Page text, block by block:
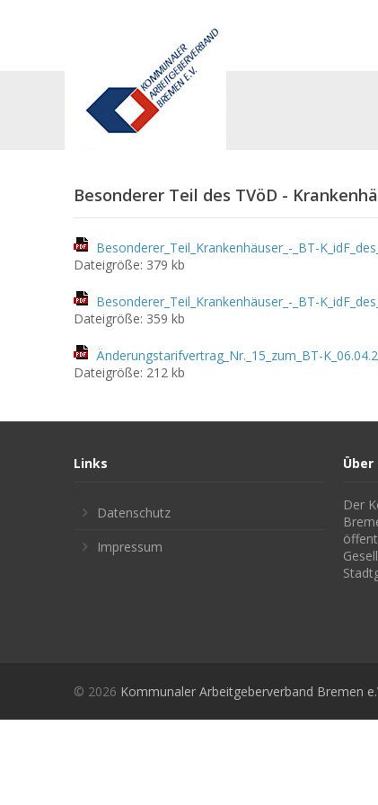
Besonderer Teil des TVöD -
Besonderer_Teil_Krankenhäuser_-_BT-
Dateigröße: 379 kb
Besonderer_Teil_Krankenhäuser_-_BT-
Dateigröße: 359 kb
Änderungstarifvertrag_Nr._15_zum_BT-
Dateigröße: 212 kb
Links
Datenschutz
Impressum
Über
Der
© 2026 Kommunaler Arbeitgeberverband Bremen